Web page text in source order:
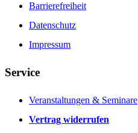
Barrierefreiheit
Datenschutz
Impressum
Service
Veranstaltungen & Seminare
Vertrag widerrufen